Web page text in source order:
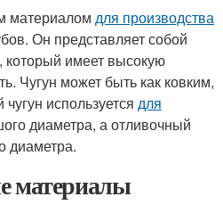
материалом для производства
Он представляет собой
который имеет высокую
Чугун может быть как ковким,
используется для
диаметра, а отливочный
диаметра.
материалы